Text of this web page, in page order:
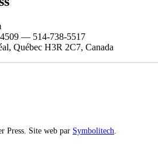
— 514-738-5517
Québec H3R 2C7, Canada
Press. Site web par Symbolitech